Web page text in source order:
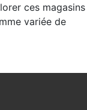
ces magasins
variée de